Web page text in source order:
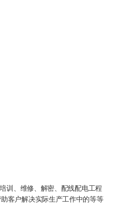
训、维修、解密、配线配电工程
客户解决实际生产工作中的等等